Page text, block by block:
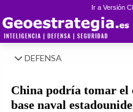
Ir a Versión
DEFENSA
China podría tomar el
base naval